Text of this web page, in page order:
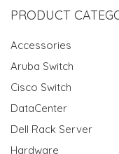
PRODUCT
Accessories
Aruba Switch
Cisco Switch
DataCenter
Dell Rack Server
Hardware